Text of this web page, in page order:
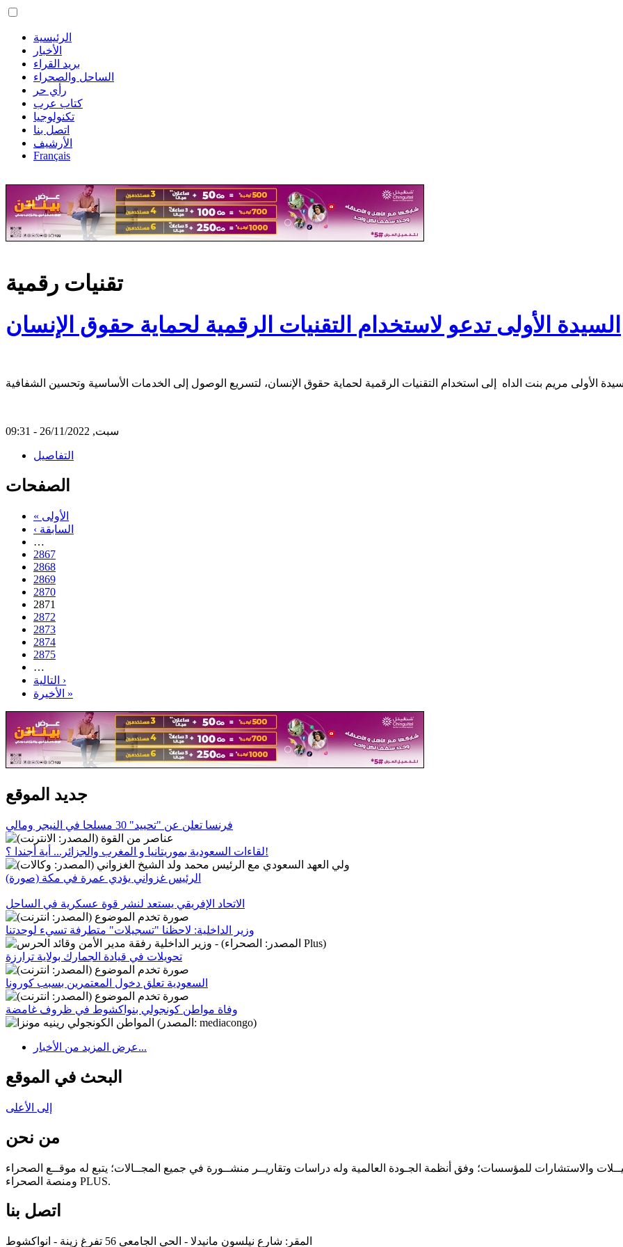
الرئيسية
الأخبار
بريد القراء
الساحل والصحراء
رأي حر
كتاب عرب
تكنولوجيا
اتصل بنا
الأرشيف
Français
تقنيات رقمية
السيدة الأولى تدعو لاستخدام التقنيات الرقمية لحماية حقوق الإنسان
سبت, 26/11/2022 - 09:31
التفاصيل
الصفحات
« الأولى
‹ السابقة
…
2867
2868
2869
2870
2871
2872
2873
2874
2875
…
التالية ›
الأخيرة »
جديد الموقع
فرنسا تعلن عن "تحييد" 30 مسلحا في النيجر ومالي
لقاءات السعودية بموريتانيا و المغرب والجزائر... أية أجندا ؟!
الرئيس غزواني يؤدي عمرة في مكة (صورة)
الاتحاد الإفريقي يستعد لنشر قوة عسكرية في الساحل
وزير الداخلية: لاحظنا "تسجيلات" متطرفة تسيء لوحدتنا
تحويلات في قيادة الجمارك بولاية ترارزة
السعودية تعلق دخول المعتمرين بسبب كورونا
وفاة مواطن كونجولي بنواكشوط في ظروف غامضة
عرض المزيد من الأخبار...
البحث في الموقع
إلى الأعلى
من نحن
والاستشارات للمؤسسات؛ وفق أنظمة الجـودة العالمية وله دراسات وتقاريــر منشــورة في جميع المجــالات؛ يتبع له موقــع الصحراء
ومنصة الصحراء PLUS.
اتصل بنا